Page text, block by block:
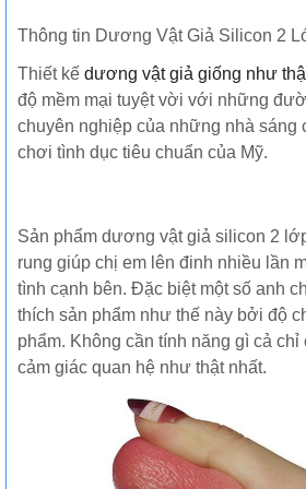
Thông tin Dương Vật Giả Silicon 2
Thiết kế dương vật giả giống như
độ mềm mại tuyệt vời với những
chuyên nghiệp của những nhà sáng
chơi tình dục tiêu chuẩn của Mỹ.
Sản phẩm dương vật giả silicon 2
rung giúp chị em lên đinh nhiều lần
tình cạnh bên. Đặc biệt một số anh
thích sản phẩm như thế này bởi độ
phẩm. Không cần tính năng gì cả chỉ
cảm giác quan hệ như thật nhất.